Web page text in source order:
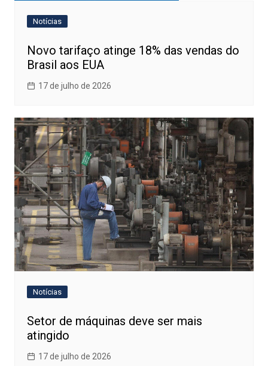
Notícias
Novo tarifaço atinge 18% das vendas do
Brasil aos EUA
17 de julho de 2026
Notícias
Setor de máquinas deve ser mais
atingido
17 de julho de 2026